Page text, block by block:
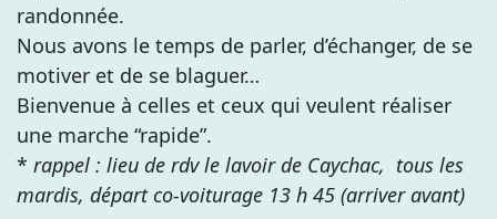
randonnée.
Nous avons le temps de parler, d’échanger, de se
motiver et de se blaguer…
Bienvenue à celles et ceux qui veulent réaliser
une marche “rapide”.
* rappel : lieu de rdv le lavoir de Caychac, tous les
mardis, départ co-voiturage 13 h 45 (arriver avant)